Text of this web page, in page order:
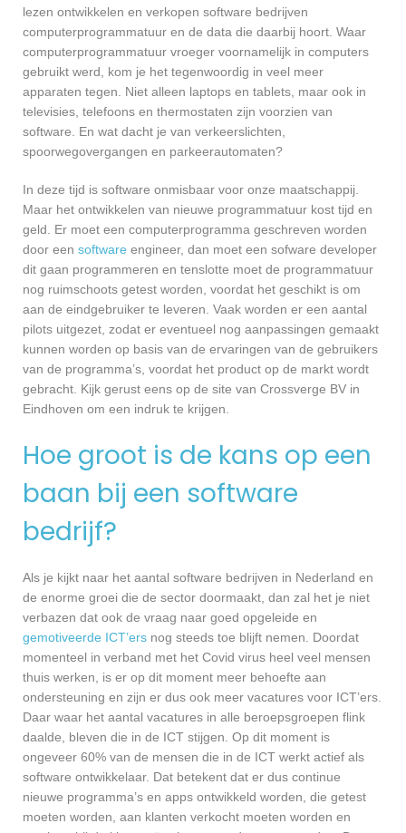
lezen ontwikkelen en verkopen software bedrijven
computerprogrammatuur en de data die daarbij hoort. Waar
computerprogrammatuur vroeger voornamelijk in computers
gebruikt werd, kom je het tegenwoordig in veel meer
apparaten tegen. Niet alleen laptops en tablets, maar ook in
televisies, telefoons en thermostaten zijn voorzien van
software. En wat dacht je van verkeerslichten,
spoorwegovergangen en parkeerautomaten?
In deze tijd is software onmisbaar voor onze maatschappij.
Maar het ontwikkelen van nieuwe programmatuur kost tijd en
geld. Er moet een computerprogramma geschreven worden
door een software engineer, dan moet een sofware developer
dit gaan programmeren en tenslotte moet de programmatuur
nog ruimschoots getest worden, voordat het geschikt is om
aan de eindgebruiker te leveren. Vaak worden er een aantal
pilots uitgezet, zodat er eventueel nog aanpassingen gemaakt
kunnen worden op basis van de ervaringen van de gebruikers
van de programma’s, voordat het product op de markt wordt
gebracht. Kijk gerust eens op de site van Crossverge BV in
Eindhoven om een indruk te krijgen.
Hoe groot is de kans op een
baan bij een software
bedrijf?
Als je kijkt naar het aantal software bedrijven in Nederland en
de enorme groei die de sector doormaakt, dan zal het je niet
verbazen dat ook de vraag naar goed opgeleide en
gemotiveerde ICT’ers nog steeds toe blijft nemen. Doordat
momenteel in verband met het Covid virus heel veel mensen
thuis werken, is er op dit moment meer behoefte aan
ondersteuning en zijn er dus ook meer vacatures voor ICT’ers.
Daar waar het aantal vacatures in alle beroepsgroepen flink
daalde, bleven die in de ICT stijgen. Op dit moment is
ongeveer 60% van de mensen die in de ICT werkt actief als
software ontwikkelaar. Dat betekent dat er dus continue
nieuwe programma’s en apps ontwikkeld worden, die getest
moeten worden, aan klanten verkocht moeten worden en